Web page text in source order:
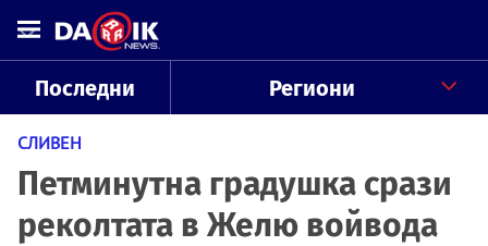
Последни Региони
СЛИВЕН
Петминутна градушка срази
реколтата в Желю войвода